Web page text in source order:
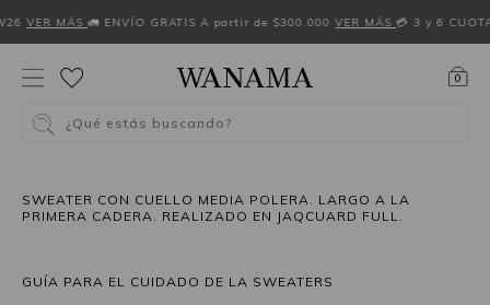
VER MÁS 🚛 ENVÍO GRATIS A partir de $300.000 VER MÁS 💳 3 y 6
0
¿Qué estás buscando?
SWEATER CON CUELLO MEDIA POLERA. LARGO A LA
PRIMERA CADERA. REALIZADO EN JAQCUARD FULL.
GUÍA PARA EL CUIDADO DE LA SWEATERS